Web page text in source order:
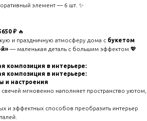
элемент — 6 шт. ✨
₽ 🔥
и праздничную атмосферу дома с букетом
— маленькая деталь с большим эффектом 💖
композиция в интерьере:
композиция в интерьере:
и настроения
мгновенно наполняет пространство уютом,
и эффектных способов преобразить интерьер